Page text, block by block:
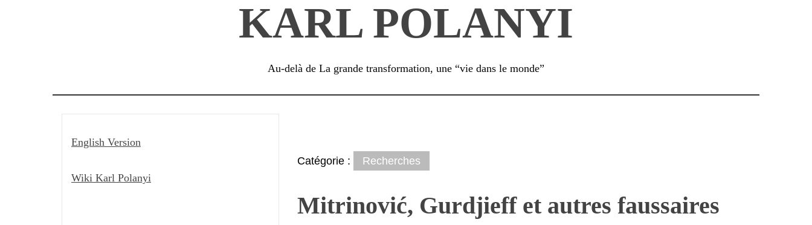
KARL POLANYI
Au-delà de La grande transformation, une “vie dans le monde”
Catégorie : Recherches
Mitrinović, Gurdjieff et autres faussaires
English Version
Wiki Karl Polanyi